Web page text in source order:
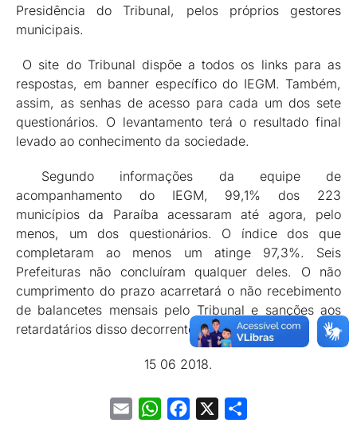
Presidência do Tribunal, pelos próprios gestores
municipais.
O site do Tribunal dispõe a todos os links para as
respostas, em banner específico do IEGM. Também,
assim, as senhas de acesso para cada um dos sete
questionários. O levantamento terá o resultado final
levado ao conhecimento da sociedade.
Segundo informações da equipe de
acompanhamento do IEGM, 99,1% dos 223
municípios da Paraíba acessaram até agora, pelo
menos, um dos questionários. O índice dos que
completaram ao menos um atinge 97,3%. Seis
Prefeituras não concluíram qualquer deles. O não
cumprimento do prazo acarretará o não recebimento
de balancetes mensais pelo Tribunal e sanções aos
retardatários disso decorrentes.
15 06 2018.
Email WhatsAppFacebook